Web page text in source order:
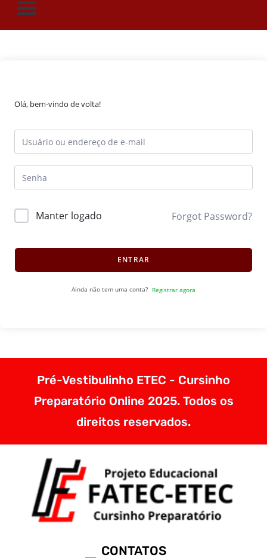
Olá, bem-vindo de volta!
Manter logado Forgot Password?
ENTRAR
Ainda não tem uma conta? Registrar agora
Pré-Vestibulinho ETEC - Cursinho
Preparatório Online 2025. Todos os
direitos reservados.
CONTATOS